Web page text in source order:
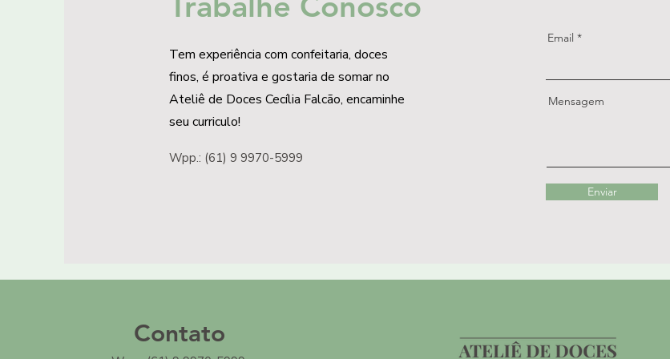
Tem experiência com confeitaria, doces
finos, é proativa e gostaria de somar no
Ateliê de Doces Cecília Falcão, encaminhe
seu curriculo!
Wpp.: (61) 9 9970-5999
Email
Mensagem
Enviar
Contato